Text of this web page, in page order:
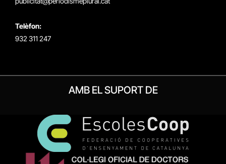
Telèfon:
932 311 247
AMB EL SUPORT DE